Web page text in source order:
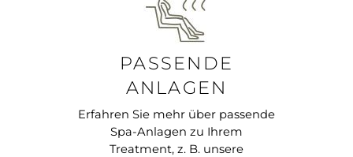
PASSENDE
ANLAGEN
Erfahren Sie mehr über passende
Spa-Anlagen zu Ihrem
Treatment, z. B. unsere